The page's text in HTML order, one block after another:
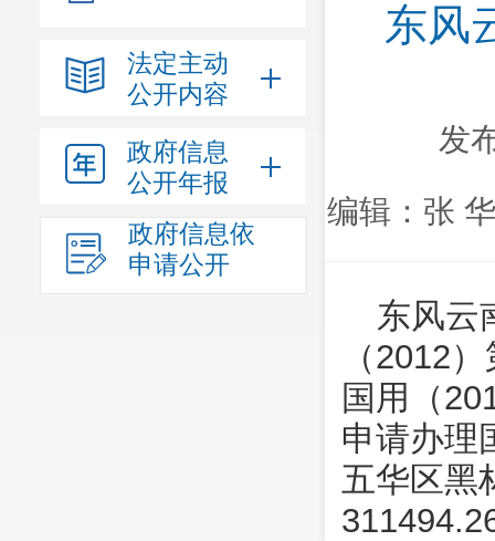
法定主动
公开内容
政府信息
公开年报
政府信息依
申请公开
东风
发
编辑：张
东风云
（2012
国用（
申请办理
五华区黑